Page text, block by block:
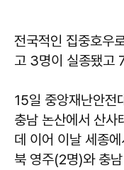
전국적인 집중호우
고 3명이 실종됐고
15일 중앙재난안전
충남 논산에서 산사
데 이어 이날 세종
북 영주(2명)와 충